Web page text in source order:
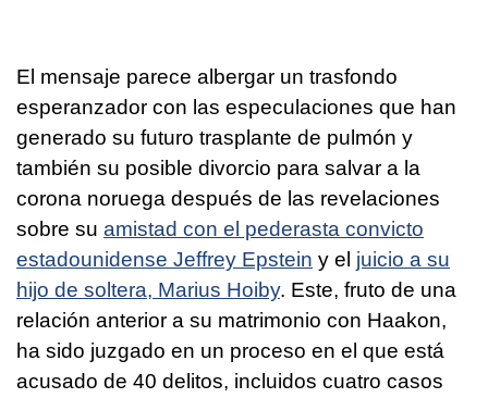
El mensaje parece albergar un trasfondo
esperanzador con las especulaciones que han
generado su futuro trasplante de pulmón y
también su posible divorcio para salvar a la
corona noruega después de las revelaciones
sobre su amistad con el pederasta convicto
estadounidense Jeffrey Epstein y el juicio a su
hijo de soltera, Marius Hoiby. Este, fruto de una
relación anterior a su matrimonio con Haakon,
ha sido juzgado en un proceso en el que está
acusado de 40 delitos, incluidos cuatro casos